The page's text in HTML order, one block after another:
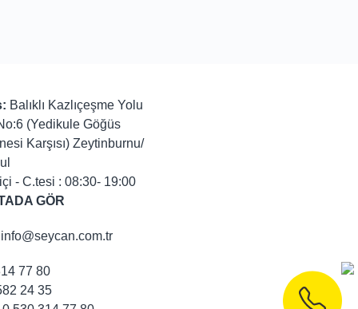
Balıklı Kazlıçeşme Yolu
(Yedikule Göğüs
Karşısı) Zeytinburnu/
- C.tesi : 08:30- 19:00
GÖR
77 80
24 35